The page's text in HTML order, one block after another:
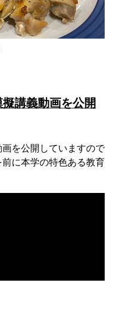
講義動画を公開
を公開していますので
前に本学の特色ある教育